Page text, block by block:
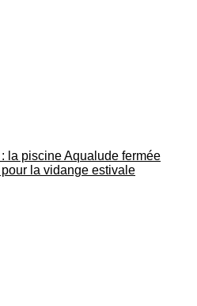
la piscine Aqualude fermée
pour la vidange estivale